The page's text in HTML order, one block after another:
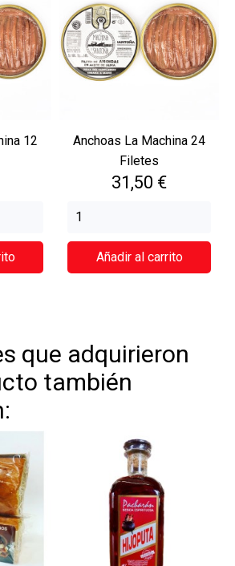
12
Anchoas La Machina 24
Filetes
Precio
31,50 €
Añadir al carrito
que adquirieron
también